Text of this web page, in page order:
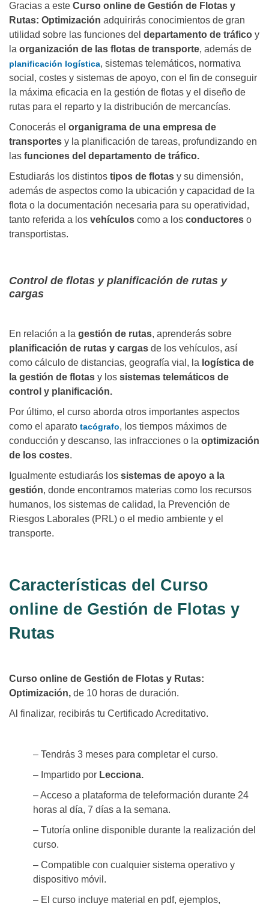
Gracias a este Curso online de Gestión de Flotas y
Rutas: Optimización adquirirás conocimientos de gran
utilidad sobre las funciones del departamento de tráfico y
la organización de las flotas de transporte, además de
planificación logística, sistemas telemáticos, normativa
social, costes y sistemas de apoyo, con el fin de conseguir
la máxima eficacia en la gestión de flotas y el diseño de
rutas para el reparto y la distribución de mercancías.
Conocerás el organigrama de una empresa de
transportes y la planificación de tareas, profundizando en
las funciones del departamento de tráfico.
Estudiarás los distintos tipos de flotas y su dimensión,
además de aspectos como la ubicación y capacidad de la
flota o la documentación necesaria para su operatividad,
tanto referida a los vehículos como a los conductores o
transportistas.
Control de flotas y planificación de rutas y
cargas
En relación a la gestión de rutas, aprenderás sobre
planificación de rutas y cargas de los vehículos, así
como cálculo de distancias, geografía vial, la logística de
la gestión de flotas y los sistemas telemáticos de
control y planificación.
Por último, el curso aborda otros importantes aspectos
como el aparato tacógrafo, los tiempos máximos de
conducción y descanso, las infracciones o la optimización
de los costes.
Igualmente estudiarás los sistemas de apoyo a la
gestión, donde encontramos materias como los recursos
humanos, los sistemas de calidad, la Prevención de
Riesgos Laborales (PRL) o el medio ambiente y el
transporte.
Características del Curso
online de Gestión de Flotas y
Rutas
Curso online de Gestión de Flotas y Rutas:
Optimización, de 10 horas de duración.
Al finalizar, recibirás tu Certificado Acreditativo.
– Tendrás 3 meses para completar el curso.
– Impartido por Lecciona.
– Acceso a plataforma de teleformación durante 24
horas al día, 7 días a la semana.
– Tutoría online disponible durante la realización del
curso.
– Compatible con cualquier sistema operativo y
dispositivo móvil.
– El curso incluye material en pdf, ejemplos,